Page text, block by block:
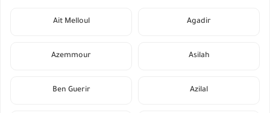
Agadir
Ait Melloul
Asilah
Azemmour
Azilal
Ben Guerir